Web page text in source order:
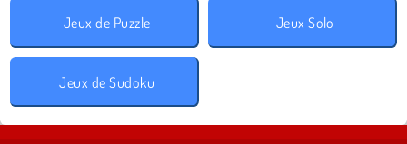
Jeux de Puzzle Jeux Solo
Jeux de Sudoku